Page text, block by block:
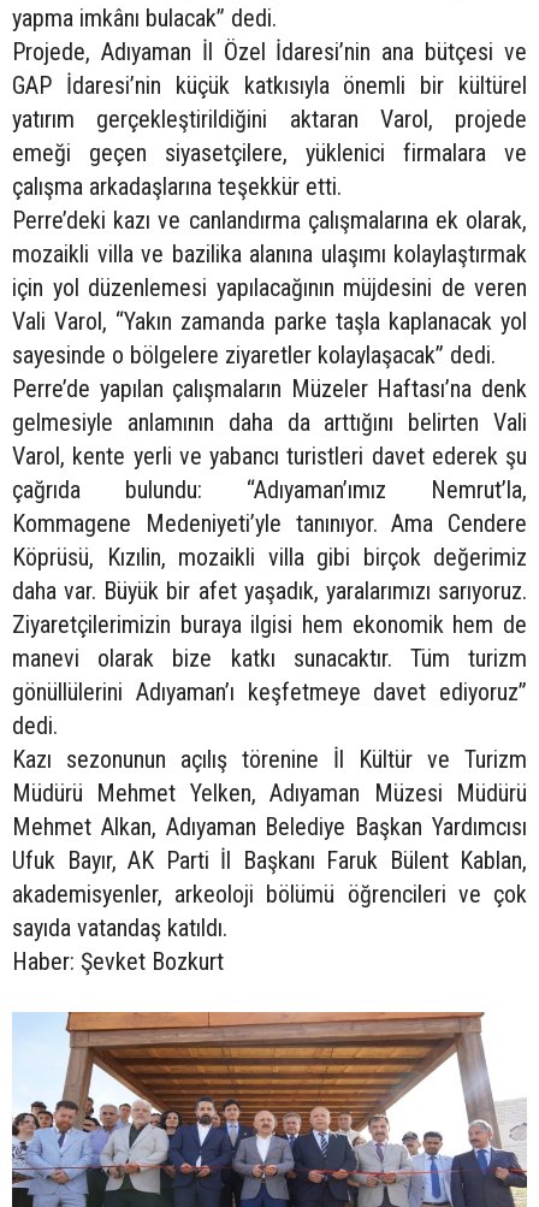
yapma imkânı bulacak” dedi.
Projede, Adıyaman İl Özel İdaresi’nin ana bütçesi ve
GAP İdaresi’nin küçük katkısıyla önemli bir kültürel
yatırım gerçekleştirildiğini aktaran Varol, projede
emeği geçen siyasetçilere, yüklenici firmalara ve
çalışma arkadaşlarına teşekkür etti.
Perre’deki kazı ve canlandırma çalışmalarına ek olarak,
mozaikli villa ve bazilika alanına ulaşımı kolaylaştırmak
için yol düzenlemesi yapılacağının müjdesini de veren
Vali Varol, “Yakın zamanda parke taşla kaplanacak yol
sayesinde o bölgelere ziyaretler kolaylaşacak” dedi.
Perre’de yapılan çalışmaların Müzeler Haftası’na denk
gelmesiyle anlamının daha da arttığını belirten Vali
Varol, kente yerli ve yabancı turistleri davet ederek şu
çağrıda bulundu: “Adıyaman’ımız Nemrut’la,
Kommagene Medeniyeti’yle tanınıyor. Ama Cendere
Köprüsü, Kızılin, mozaikli villa gibi birçok değerimiz
daha var. Büyük bir afet yaşadık, yaralarımızı sarıyoruz.
Ziyaretçilerimizin buraya ilgisi hem ekonomik hem de
manevi olarak bize katkı sunacaktır. Tüm turizm
gönüllülerini Adıyaman’ı keşfetmeye davet ediyoruz”
dedi.
Kazı sezonunun açılış törenine İl Kültür ve Turizm
Müdürü Mehmet Yelken, Adıyaman Müzesi Müdürü
Mehmet Alkan, Adıyaman Belediye Başkan Yardımcısı
Ufuk Bayır, AK Parti İl Başkanı Faruk Bülent Kablan,
akademisyenler, arkeoloji bölümü öğrencileri ve çok
sayıda vatandaş katıldı.
Haber: Şevket Bozkurt